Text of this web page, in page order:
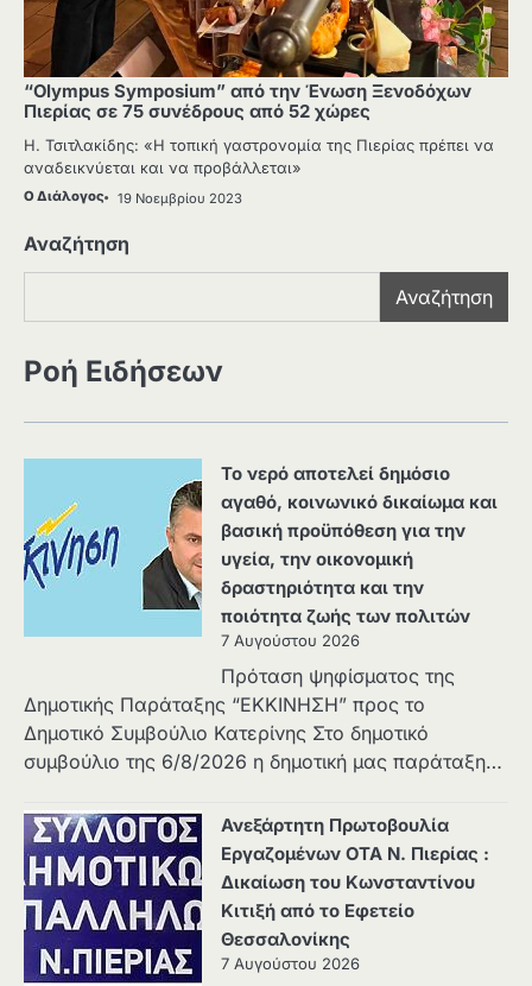
“Olympus Symposium” από την Ένωση Ξενοδόχων
Πιερίας σε 75 συνέδρους από 52 χώρες
Η. Τσιτλακίδης: «Η τοπική γαστρονομία της Πιερίας πρέπει να
αναδεικνύεται και να προβάλλεται»
Ο Διάλογος 19 Νοεμβρίου 2023
Αναζήτηση
Αναζήτηση
Ροή Ειδήσεων
Το νερό αποτελεί δημόσιο
αγαθό, κοινωνικό δικαίωμα και
βασική προϋπόθεση για την
υγεία, την οικονομική
δραστηριότητα και την
ποιότητα ζωής των πολιτών
7 Αυγούστου 2026
Πρόταση ψηφίσματος της
Δημοτικής Παράταξης “ΕΚΚΙΝΗΣΗ” προς το
Δημοτικό Συμβούλιο Κατερίνης Στο δημοτικό
συμβούλιο της 6/8/2026 η δημοτική μας παράταξη…
Ανεξάρτητη Πρωτοβουλία
Εργαζομένων ΟΤΑ Ν. Πιερίας :
Δικαίωση του Κωνσταντίνου
Κιτιξή από το Εφετείο
Θεσσαλονίκης
7 Αυγούστου 2026